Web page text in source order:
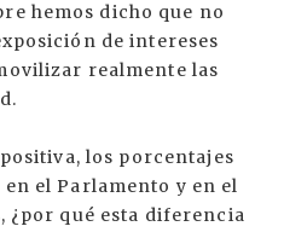
hemos dicho que no
de intereses
realmente las
los porcentajes
el Parlamento y en el
¿por qué esta diferencia